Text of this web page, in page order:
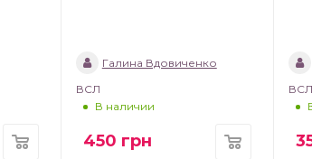
Галина Вдовиченко
ВСЛ
В наличии
450 грн
ВСЛ